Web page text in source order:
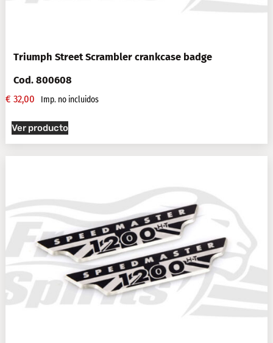
Triumph Street Scrambler crankcase badge
Cod. 800608
€ 32,00 Imp. no incluidos
Ver producto